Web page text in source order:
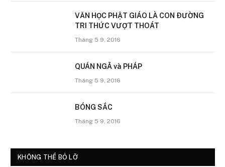
VĂN HỌC PHẬT GIÁO LÀ CON ÐƯỜNG
TRI THỨC VƯỢT THOÁT
Tháng 5 9, 2016
QUÁN NGÃ và PHÁP
Tháng 5 9, 2016
BÓNG SẮC
Tháng 5 9, 2016
KHÔNG THỂ BỎ LỠ